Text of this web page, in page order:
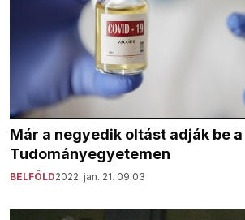
Már a negyedik oltást adják be a
Tudományegyetemen
BELFÖLD2022. jan. 21. 09:03